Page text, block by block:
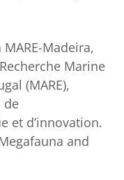
Madeira,
Marine
(MARE),
de
et d’innovation.
and